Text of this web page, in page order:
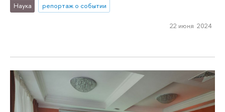
Наука репортаж о событии
22 июня 2024